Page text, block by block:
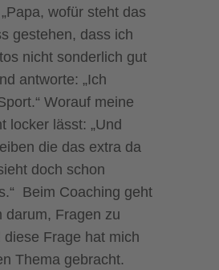
wofür steht das
gestehen, dass ich
nicht sonderlich gut
antworte: „Ich
Worauf meine
locker lässt: „Und
die das extra da
doch schon
Beim Coaching geht
darum, Fragen zu
diese Frage hat mich
Thema gebracht.